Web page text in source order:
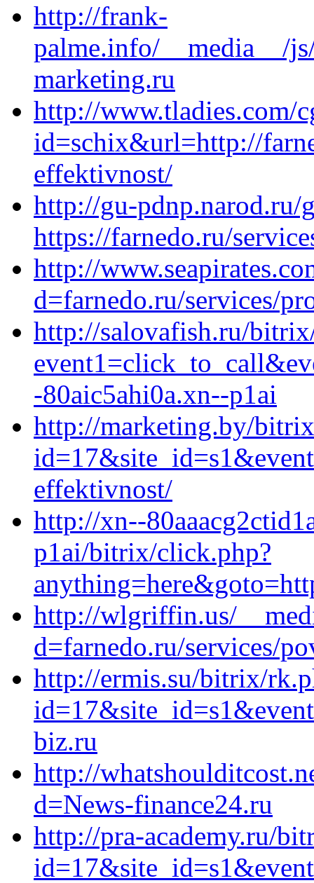
http://frank-
palme.info/__media__/
marketing.ru
http://www.tladies.com/
id=schix&url=http://
effektivnost/
http://gu-pdnp.narod.ru/
https://farnedo.ru/
http://
d=farnedo.ru/services/
http://salovafish.ru/
-80aic5ahi0a.xn--p1ai
http://marketing.by/
effektivnost/
http://xn--
p1ai/bitrix/click.php?
http://wlgriffin.us/
d=farnedo.ru/services/
http://ermis.su/bitrix/
biz.ru
http://
d=News-finance24.ru
http://pra-academy.ru/